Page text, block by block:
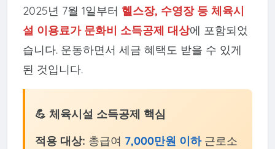
2025년 7월 1일부터 헬스장, 수영장 등 체육시
설 이용료가 문화비 소득공제 대상에 포함되었
습니다. 운동하면서 세금 혜택도 받을 수 있게
된 것입니다.
💪 체육시설 소득공제 핵심
적용 대상: 총급여 7,000만원 이하근로소